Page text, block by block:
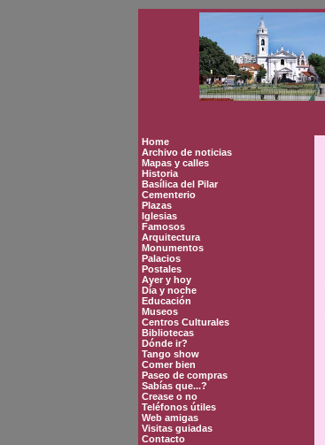
Home
Archivo de noticias
Mapas y calles
Historia
Basílica del Pilar
Cementerio
Plazas
Iglesias
Famosos
Arquitectura
Monumentos
Palacios
Postales
Ayer y hoy
Día y noche
Educación
Museos
Centros Culturales
Bibliotecas
Dónde ir?
Tango show
Comer bien
Paseo de compras
Sabías que...?
Crease o no
Teléfonos útiles
Web amigas
Visitas guiadas
Contacto